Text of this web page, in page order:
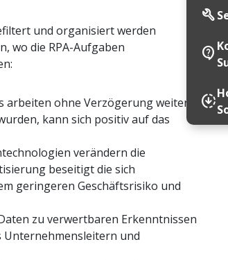
und organisiert werden
wo die RPA-Aufgaben
arbeiten ohne Verzögerung weiter,
kann sich positiv auf das
verändern die
beseitigt die sich
geringeren Geschäftsrisiko und
zu verwertbaren Erkenntnissen
Unternehmensleitern und
build
contact_support
downloading